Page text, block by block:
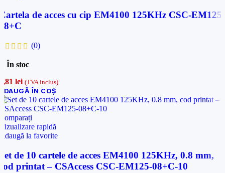
de acces cu cip EM4100 125KHz CSC-EM125-
(0)
În stoc
lei (TVA inclus)
ÎN COȘ
rapidă
la favorite
de 10 cartele de acces EM4100 125KHz, 0.8 mm,
printat – CSAccess CSC-EM125-08+C-10